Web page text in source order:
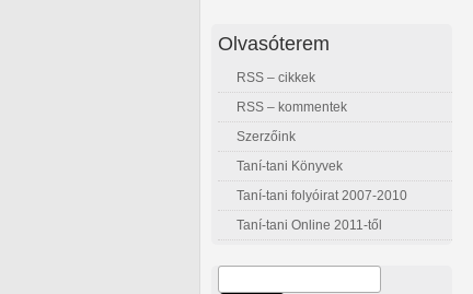
Olvasóterem
RSS – cikkek
RSS – kommentek
Szerzőink
Taní-tani Könyvek
Taní-tani folyóirat 2007-2010
Taní-tani Online 2011-től